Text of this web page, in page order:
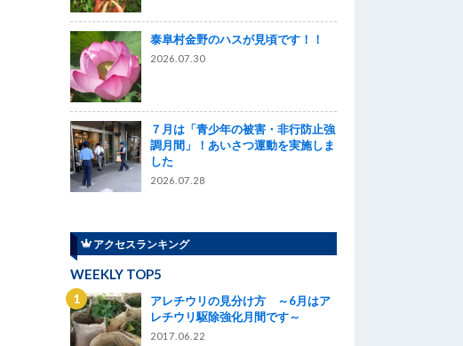
泰阜村金野のハスが見頃です！！
2026.07.30
７月は「青少年の被害・非行防止強
調月間」！あいさつ運動を実施しま
した
2026.07.28
アクセスランキング
WEEKLY TOP5
アレチウリの見分け方 ～6月はア
レチウリ駆除強化月間です～
2017.06.22